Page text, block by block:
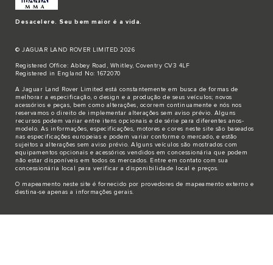
Desacelere. Seu bem maior é a vida.
© JAGUAR LAND ROVER LIMITED 2026
Registered Office: Abbey Road, Whitley, Coventry CV3 4LF
Registered in England No: 1672070
A Jaguar Land Rover Limited está constantemente em busca de formas de
melhorar a especificação, o design e a produção de seus veículos; novos
acessórios e peças, bem como alterações, ocorrem continuamente e nós nos
reservamos o direito de implementar alterações sem aviso prévio. Alguns
recursos podem variar entre itens opcionais e de série para diferentes anos-
modelo. As informações, especificações, motores e cores neste site são baseados
nas especificações europeias e podem variar conforme o mercado, e estão
sujeitos a alterações sem aviso prévio. Alguns veículos são mostrados com
equipamentos opcionais e acessórios vendidos em concessionária que podem
não estar disponíveis em todos os mercados. Entre em contato com sua
concessionária local para verificar a disponibilidade local e preços.
O mapeamento neste site é fornecido por provedores de mapeamento externo e
destina-se apenas a informações gerais.